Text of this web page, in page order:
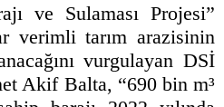
ve Sulaması Projesi”
verimli tarım arazisinin
vurgulayan DSİ
Akif Balta, “690 bin m³